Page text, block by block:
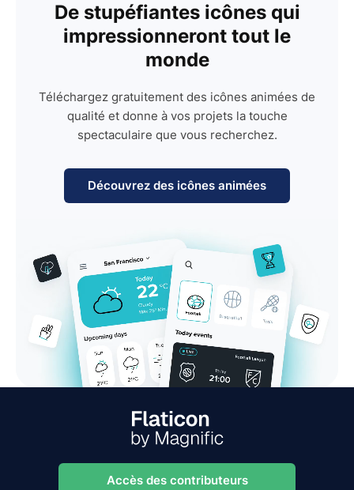
De stupéfiantes icônes qui
impressionneront tout le
monde
Téléchargez gratuitement des icônes animées de
qualité et donne à vos projets la touche
spectaculaire que vous recherchez.
Découvrez des icônes animées
Accès des contributeurs